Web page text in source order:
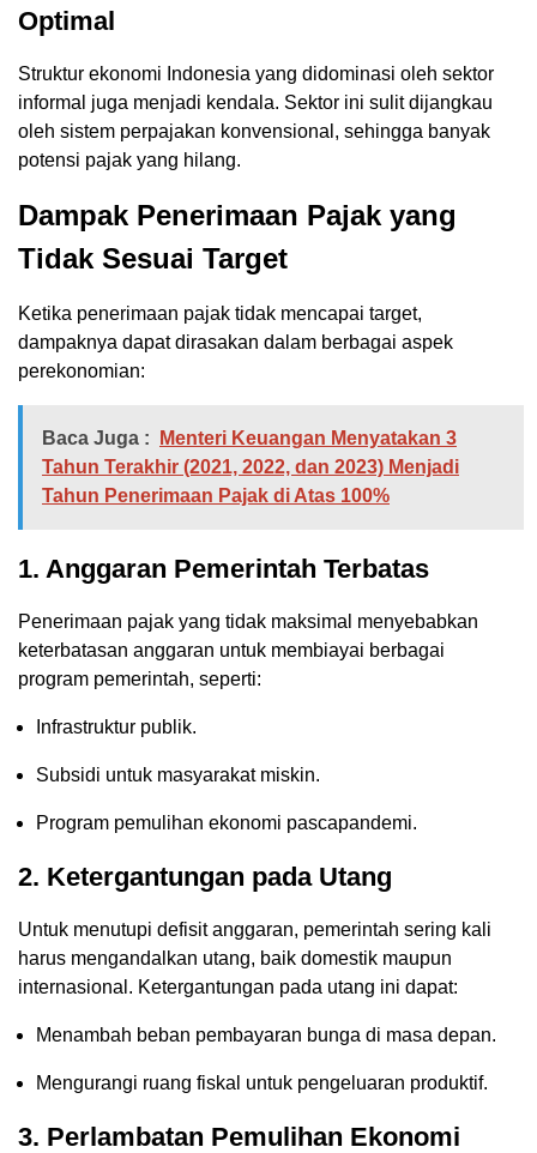
Optimal
Struktur ekonomi Indonesia yang didominasi oleh sektor
informal juga menjadi kendala. Sektor ini sulit dijangkau
oleh sistem perpajakan konvensional, sehingga banyak
potensi pajak yang hilang.
Dampak Penerimaan Pajak yang
Tidak Sesuai Target
Ketika penerimaan pajak tidak mencapai target,
dampaknya dapat dirasakan dalam berbagai aspek
perekonomian:
Baca Juga :
Menteri Keuangan Menyatakan 3
Tahun Terakhir (2021, 2022, dan 2023) Menjadi
Tahun Penerimaan Pajak di Atas 100%
1. Anggaran Pemerintah Terbatas
Penerimaan pajak yang tidak maksimal menyebabkan
keterbatasan anggaran untuk membiayai berbagai
program pemerintah, seperti:
Infrastruktur publik.
Subsidi untuk masyarakat miskin.
Program pemulihan ekonomi pascapandemi.
2. Ketergantungan pada Utang
Untuk menutupi defisit anggaran, pemerintah sering kali
harus mengandalkan utang, baik domestik maupun
internasional. Ketergantungan pada utang ini dapat:
Menambah beban pembayaran bunga di masa depan.
Mengurangi ruang fiskal untuk pengeluaran produktif.
3. Perlambatan Pemulihan Ekonomi